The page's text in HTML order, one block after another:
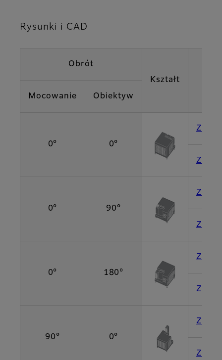
Rysunki i CAD
Obrót
Kształt
Mocowanie Obiektyw
0° 0°
0° 90°
0° 180°
90° 0°